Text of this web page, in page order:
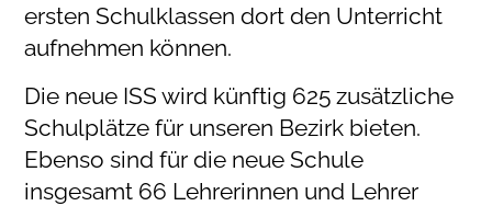
ersten Schulklassen dort den Unterricht
aufnehmen können.
Die neue ISS wird künftig 625 zusätzliche
Schulplätze für unseren Bezirk bieten.
Ebenso sind für die neue Schule
insgesamt 66 Lehrerinnen und Lehrer